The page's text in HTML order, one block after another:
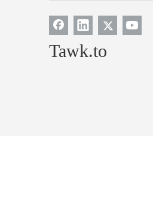
Tawk.to